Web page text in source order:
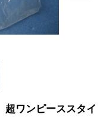
ワンピーススタイ